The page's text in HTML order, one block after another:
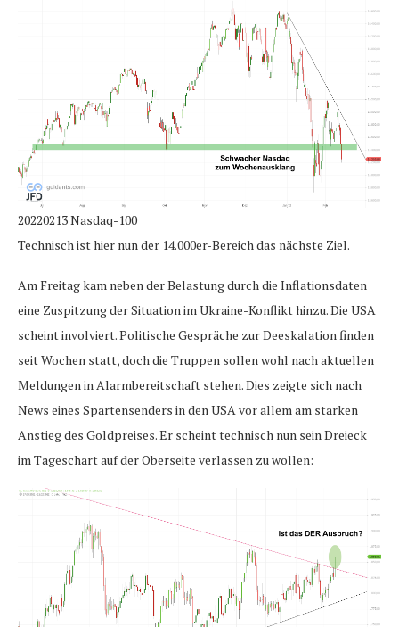
20220213 Nasdaq-100
Technisch ist hier nun der 14.000er-Bereich das nächste Ziel.
Am Freitag kam neben der Belastung durch die Inflationsdaten
eine Zuspitzung der Situation im Ukraine-Konflikt hinzu. Die USA
scheint involviert. Politische Gespräche zur Deeskalation finden
seit Wochen statt, doch die Truppen sollen wohl nach aktuellen
Meldungen in Alarmbereitschaft stehen. Dies zeigte sich nach
News eines Spartensenders in den USA vor allem am starken
Anstieg des Goldpreises. Er scheint technisch nun sein Dreieck
im Tageschart auf der Oberseite verlassen zu wollen: